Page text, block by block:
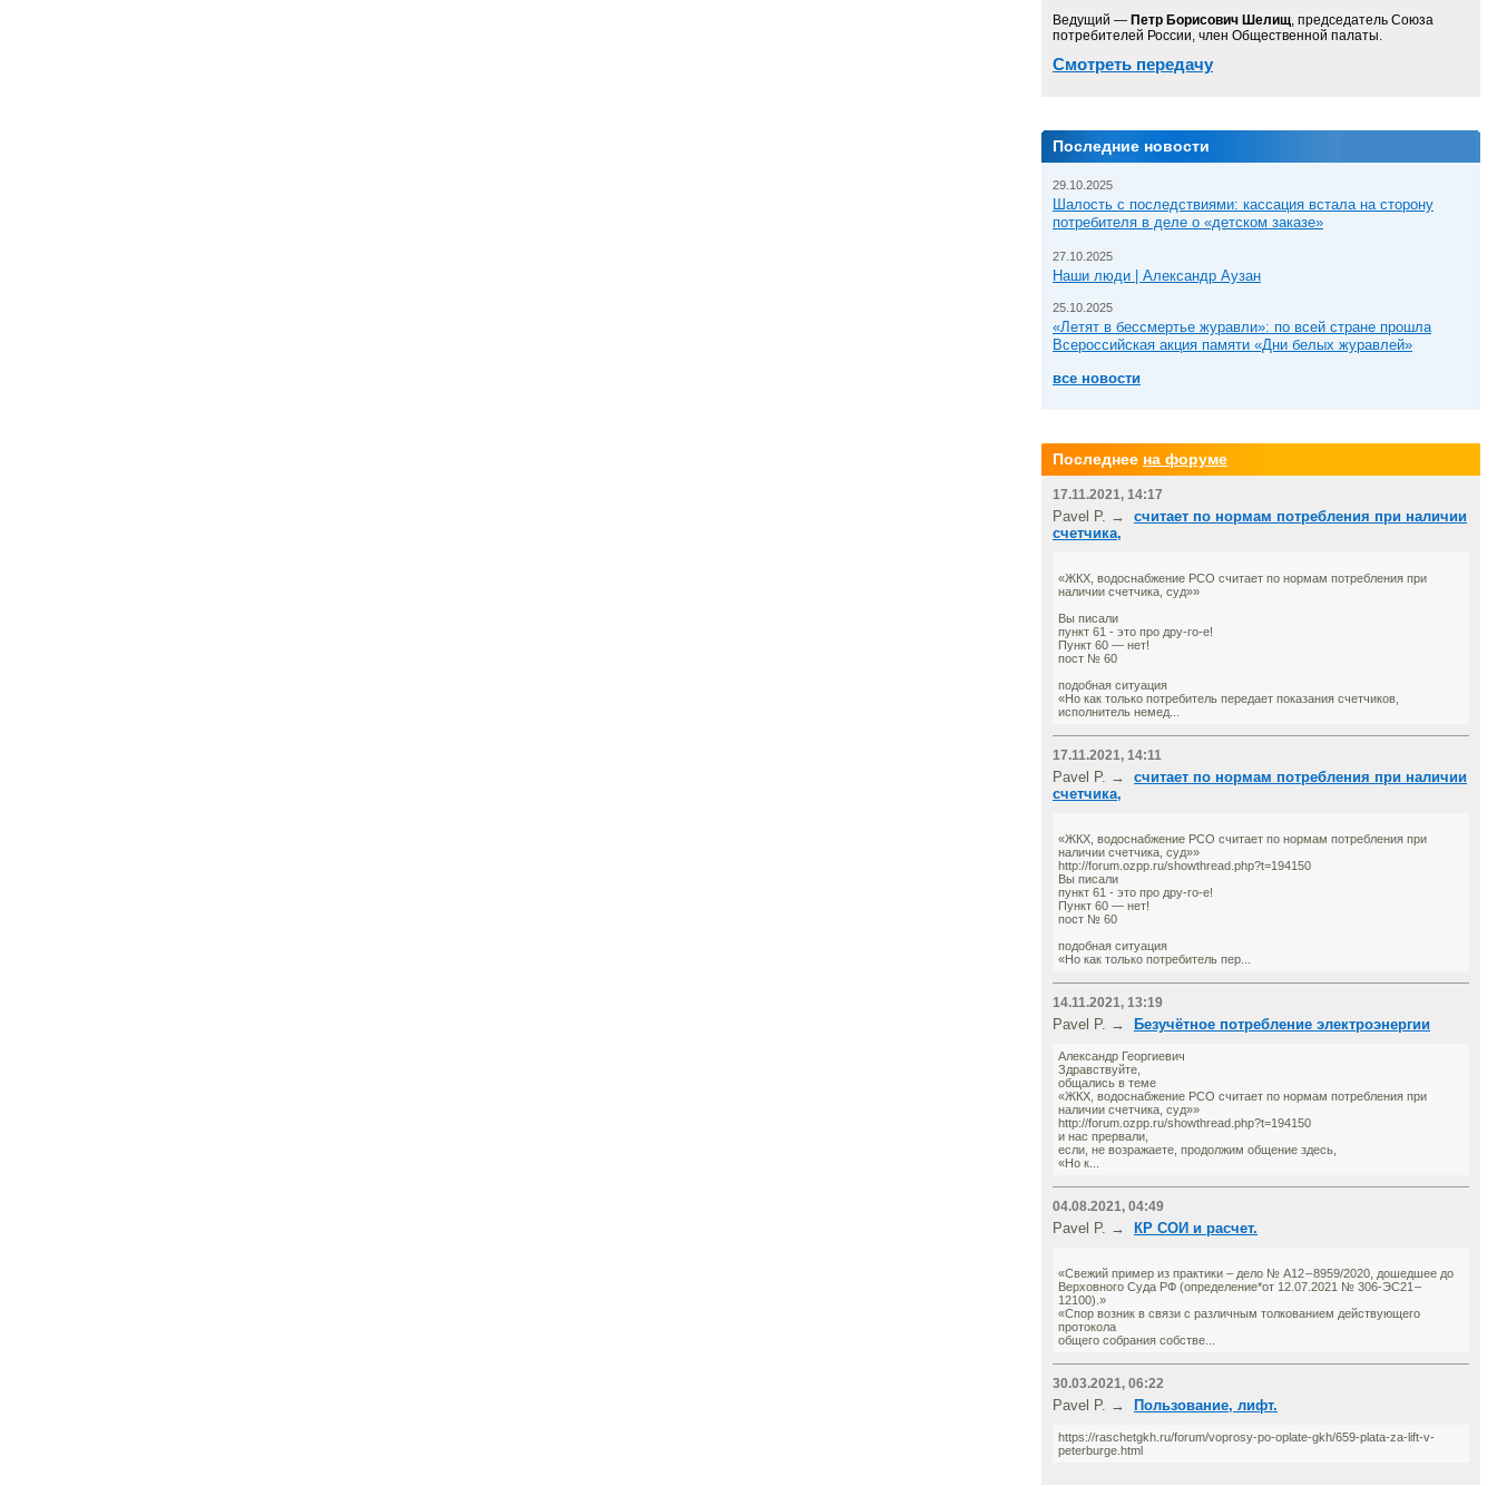
Ведущий — Петр Борисович Шелищ, председатель Союза
потребителей России, член Общественной палаты.
Смотреть передачу
Последние новости
29.10.2025
Шалость с последствиями: кассация встала на сторону
потребителя в деле о «детском заказе»
27.10.2025
Наши люди | Александр Аузан
25.10.2025
«Летят в бессмертье журавли»: по всей стране прошла
Всероссийская акция памяти «Дни белых журавлей»
все новости
Последнее на форуме
17.11.2021, 14:17
Pavel P. → считает по нормам потребления при наличии
счетчика,
«ЖКХ, водоснабжение РСО считает по нормам потребления при
наличии счетчика, суд»»
Вы писали
пункт 61 - это про дру-го-е!
Пункт 60 — нет!
пост № 60
подобная ситуация
«Но как только потребитель передает показания счетчиков,
исполнитель немед...
17.11.2021, 14:11
Pavel P. → считает по нормам потребления при наличии
счетчика,
«ЖКХ, водоснабжение РСО считает по нормам потребления при
наличии счетчика, суд»»
http://forum.ozpp.ru/showthread.php?t=194150
Вы писали
пункт 61 - это про дру-го-е!
Пункт 60 — нет!
пост № 60
подобная ситуация
«Но как только потребитель пер...
14.11.2021, 13:19
Pavel P. → Безучётное потребление электроэнергии
Александр Георгиевич
Здравствуйте,
общались в теме
«ЖКХ, водоснабжение РСО считает по нормам потребления при
наличии счетчика, суд»»
http://forum.ozpp.ru/showthread.php?t=194150
и нас прервали,
если, не возражаете, продолжим общение здесь,
«Но к...
04.08.2021, 04:49
Pavel P. → КР СОИ и расчет.
«Свежий пример из практики – дело № А12 – 8959/2020, дошедшее до
Верховного Суда РФ (определение*от 12.07.2021 № 306-ЭС21 –
12100).»
«Спор возник в связи с различным толкованием действующего
протокола
общего собрания собстве...
30.03.2021, 06:22
Pavel P. → Пользование, лифт.
https://raschetgkh.ru/forum/voprosy-po-oplate-gkh/659-plata-za-lift-v-
peterburge.html